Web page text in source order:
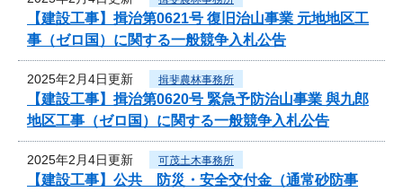
【建設工事】揖治第0621号 復旧治山事業 元地地区工
事（ゼロ国）に関する一般競争入札公告
2025年2月4日更新 揖斐農林事務所
【建設工事】揖治第0620号 緊急予防治山事業 與九郎
地区工事（ゼロ国）に関する一般競争入札公告
2025年2月4日更新 可茂土木事務所
【建設工事】公共 防災・安全交付金（通常砂防事